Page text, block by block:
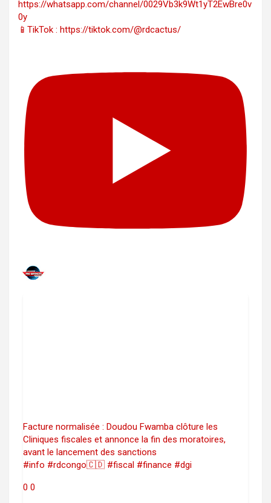
https://whatsapp.com/channel/0029Vb3k9Wt1yT2EwBre0v
0y
📱TikTok : https://tiktok.com/@rdcactus/
Facture normalisée : Doudou Fwamba clôture les
Cliniques fiscales et annonce la fin des moratoires,
avant le lancement des sanctions
#info #rdcongo🇨🇩 #fiscal #finance #dgi
0 0